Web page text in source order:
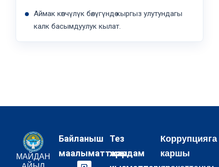
Аймак көпчүлүк бөлүгүндө кыргыз улутундагы
калк басымдуулук кылат.
МАЙДАН
Байланыш
маалыматтары:
Тез
жардам
Коррупцияга
каршы